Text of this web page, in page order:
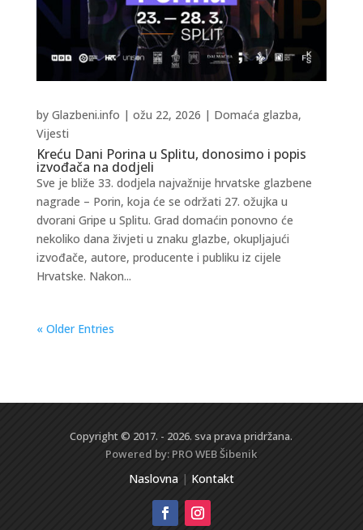
Kreću Dani Porina u Splitu, donosimo i popis
izvođača na dodjeli
by Glazbeni.info | ožu 22, 2026 | Domaća glazba,
Vijesti
Sve je bliže 33. dodjela najvažnije hrvatske glazbene
nagrade – Porin, koja će se održati 27. ožujka u
dvorani Gripe u Splitu. Grad domaćin ponovno će
nekoliko dana živjeti u znaku glazbe, okupljajući
izvođače, autore, producente i publiku iz cijele
Hrvatske. Nakon...
« Older Entries
Copyright © 2017. - 2026. sva prava pridržana.
Powered by: PRO WEBŠibenik
Naslovna| Kontakt